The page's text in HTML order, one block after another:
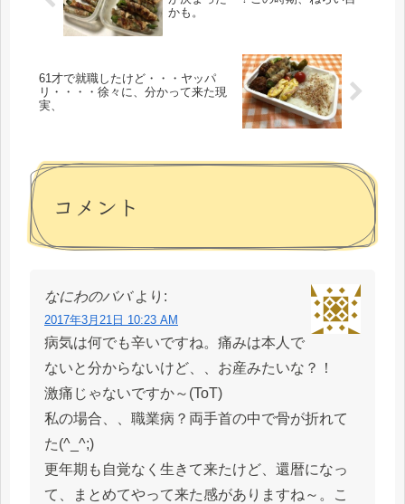
かも。
61才で就職したけど・・・ヤッパ
リ・・・・徐々に、分かって来た現
実、
コメント
なにわのババ より:
2017年3月21日 10:23 AM
病気は何でも辛いですね。痛みは本人で
ないと分からないけど、、お産みたいな？！
激痛じゃないですか～(ToT)
私の場合、、職業病？両手首の中で骨が折れて
た(^_^;)
更年期も自覚なく生きて来たけど、還暦になっ
て、まとめてやって来た感がありますね～。こ